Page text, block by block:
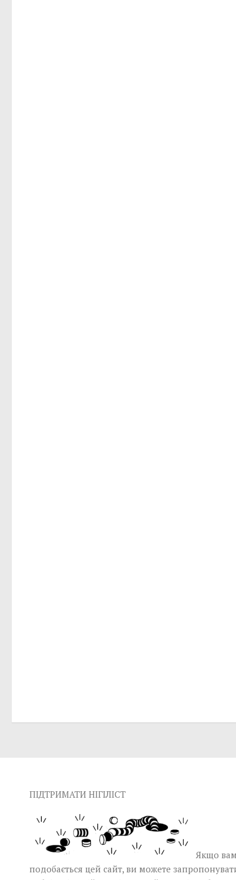
ПІДТРИМАТИ НІГІЛІСТ
Якщо вам
подобається цей сайт, ви можете